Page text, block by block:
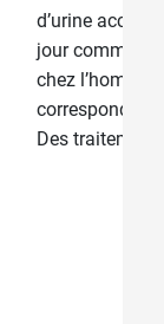
d’urine
jour comme la
chez l’homme
correspond à
Des